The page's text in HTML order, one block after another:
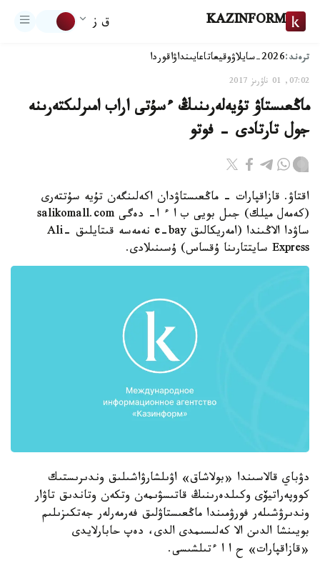
KAZINFORM ق ز
ترەند:2026-سايلاۋ وقيعاتاعايىنداۋاقوردا
07:02, 01 ناۋرىز 2017
ماڭعىستاۋ تۇيەلەرىنىڭ ءسۇتى اراب امىرلىكتەرىنە
جول تارتادى - فوتو
اقتاۋ. قازاقپارات - ماڭعىستاۋدان اكەلىنگەن تۇيە سۇتتەرى
(كەمەل ميلك) جىل بويى ب ا ء ا- دەگى salikomall.com
ساۋدا الاڭىندا (امەريكالىق e-bay نەمەسە قىتايلىق Ali-
Express سايتتارىنا ۇقساس) ۇسىنىلادى.
دۋباي قالاسىندا «بولاشاق» اۋىلشارۋاشىلىق وندىرىستىك
كووپەراتيۆى وكىلدەرىنىڭ قاتىسۋىمەن وتكەن وتاندىق تاۋار
وندىرۋشىلەر فورۋمىندا ماڭعىستاۋلىق فەرمەرلەر جەتكىزىلىم
بويىنشا الدىن الا كەلىسىمدى الدى، دەپ حابارلايدى
«قازاقپارات» ح ا ا ءتىلشىسى.